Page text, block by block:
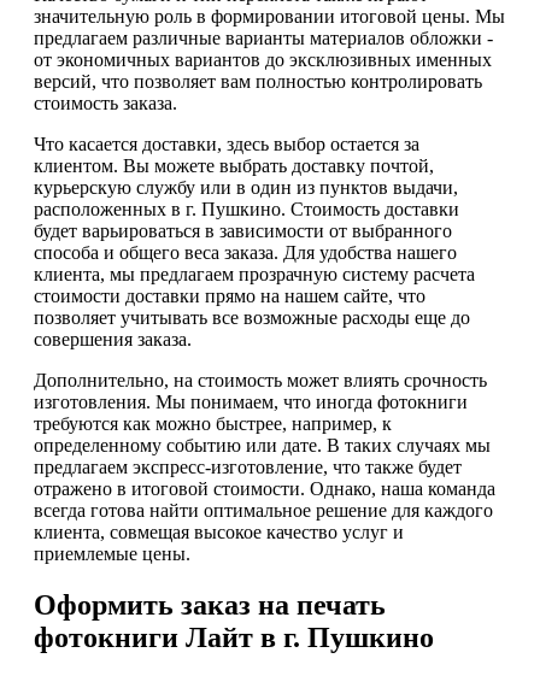
значительную роль в формировании итоговой цены. Мы
предлагаем различные варианты материалов обложки -
от экономичных вариантов до эксклюзивных именных
версий, что позволяет вам полностью контролировать
стоимость заказа.
Что касается доставки, здесь выбор остается за
клиентом. Вы можете выбрать доставку почтой,
курьерскую службу или в один из пунктов выдачи,
расположенных в г. Пушкино. Стоимость доставки
будет варьироваться в зависимости от выбранного
способа и общего веса заказа. Для удобства нашего
клиента, мы предлагаем прозрачную систему расчета
стоимости доставки прямо на нашем сайте, что
позволяет учитывать все возможные расходы еще до
совершения заказа.
Дополнительно, на стоимость может влиять срочность
изготовления. Мы понимаем, что иногда фотокниги
требуются как можно быстрее, например, к
определенному событию или дате. В таких случаях мы
предлагаем экспресс-изготовление, что также будет
отражено в итоговой стоимости. Однако, наша команда
всегда готова найти оптимальное решение для каждого
клиента, совмещая высокое качество услуг и
приемлемые цены.
Оформить заказ на печать
фотокниги Лайт в г. Пушкино